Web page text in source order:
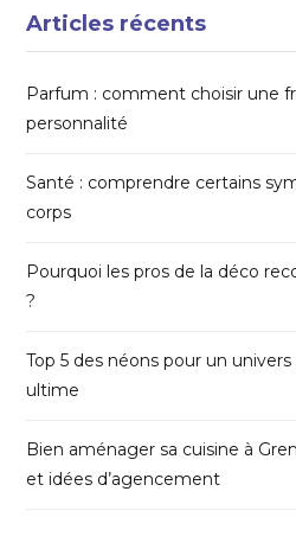
Articles récents
Parfum : comment choisir une
personnalité
Santé : comprendre certains
corps
Pourquoi les pros de la déco
?
Top 5 des néons pour un
ultime
Bien aménager sa cuisine à
et idées d’agencement